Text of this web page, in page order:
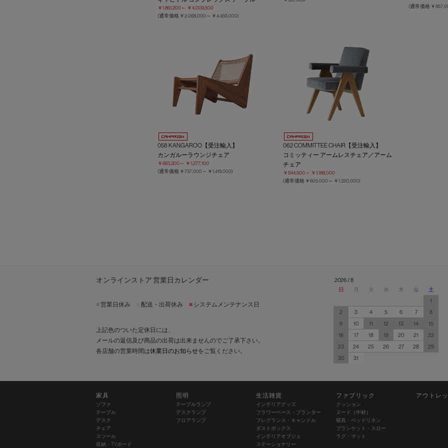
￥1,861,200～ ￥4,009,500
(通常価格 ￥2,068,000～ ￥4,455,000)
(通常価格 ￥
058 KANGAROO【受注輸入】
カンガルーラウンジチェア
￥663,300～ ￥1,277,100
(通常価格 ￥737,000～ ￥1,419,000)
062 COMMITTEE CHAIR【受注輸入】
コミッティー アームレスチェア／アーム
チェア
￥544,500～ ￥1,188,000
(通常価格 ￥605,000～ ￥1,320,000)
オンラインストア 営業日カレンダー
営業日休み 配送・出荷休み ■ システムメンテナンス日
上記色のついた定休日には、
メールの返信及び商品の出荷は出来ませんのでご了承下さい。
各店舗の営業時間は休業日のお知らせをご覧ください。
2026 / 8
日
月 火 水 木 金
土
1
2
3 4 5 6 7
8
9
10 11 12 13 14
15
16
17 18 19 20 21
22
23
24 25 26 27 28
29
30
31
家具
ソファ
テーブル
デスク
チェア
スツール
収納・TVボード
照明
テーブルランプ
デスクランプ
フロアランプ
生活雑貨
インテリアグッズ
フラワーベース・プランター
フレグランス・キャンドル
ダストボックス
インテリアオブジェ
ステーショナリー
ファブリック
クッション
ヌード（中材）
寝具・ベッドリネン
ブランケット・スロー
ラグ・マット
アウトレ